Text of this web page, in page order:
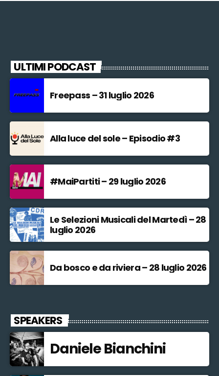
ULTIMI PODCAST
Freepass – 31 luglio 2026
Alla luce del sole – Episodio #3
#MaiPartiti – 29 luglio 2026
Le Selezioni Musicali del Martedì – 28
luglio 2026
Da bosco e da riviera – 28 luglio 2026
SPEAKERS
Daniele Bianchini